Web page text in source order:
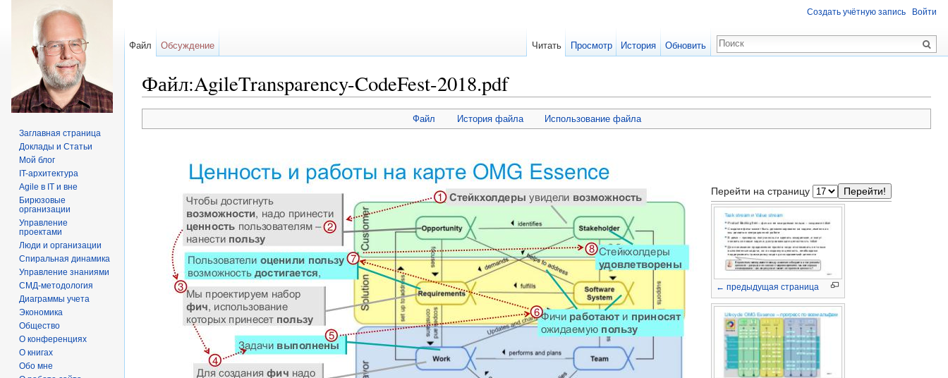
Файл:AgileTransparency-CodeFest-2018.pdf
Файл История файла Использование файла
Перейти на страницу
← предыдущая страница
Создать учётную запись Войти
Файл Обсуждение Читать Просмотр История Обновить
Заглавная страница
Доклады и Статьи
Мой блог
IT-архитектура
Agile в IT и вне
Бирюзовые
организации
Управление
проектами
Люди и организации
Спиральная динамика
Управление знаниями
СМД-методология
Диаграммы учета
Экономика
Общество
О конференциях
О книгах
Обо мне